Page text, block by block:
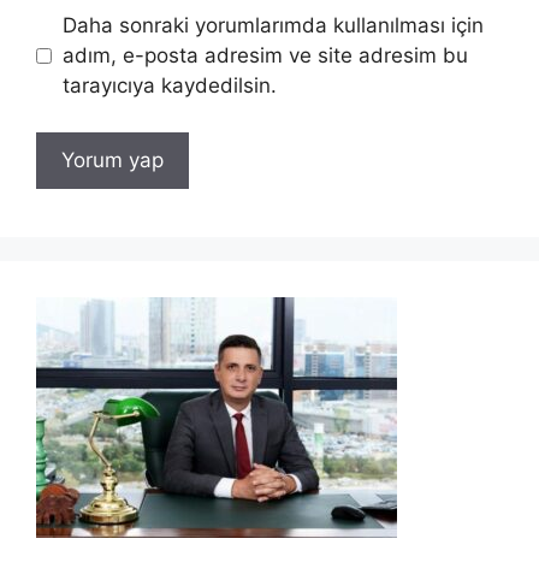
Daha sonraki yorumlarımda kullanılması için
adım, e-posta adresim ve site adresim bu
tarayıcıya kaydedilsin.